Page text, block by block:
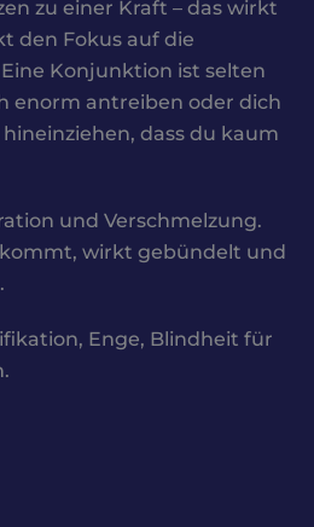
zu einer Kraft – das wirkt
den Fokus auf die
Konjunktion ist selten
enorm antreiben oder dich
dass du kaum
und Verschmelzung.
wirkt gebündelt und
Enge, Blindheit für